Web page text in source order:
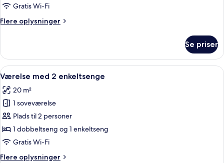
Gratis Wi-Fi
Flere oplysninger
Flere
Se priser
Indlæs
alle
billeder
af
Værelse
med
2
Et lille, rent værelse med to senge,
11
Værelse med 2 enkeltsenge
20 m²
1 soveværelse
Plads til 2 personer
1 dobbeltseng og 1 enkeltseng
Gratis Wi-Fi
Flere oplysninger
Flere